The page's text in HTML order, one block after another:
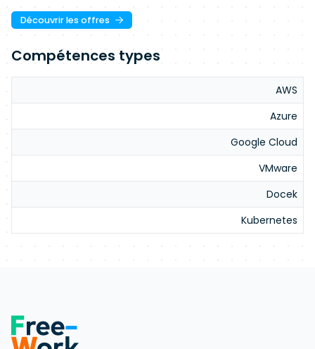
Découvrir les offres
Compétences types
AWS
Azure
Google Cloud
VMware
Docek
Kubernetes